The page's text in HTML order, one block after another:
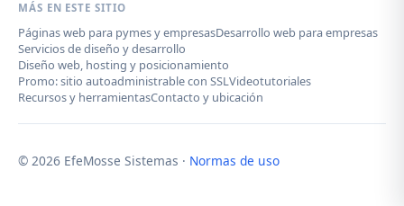
MÁS EN ESTE SITIO
Páginas web para pymes y empresasDesarrollo web para empresas
Servicios de diseño y desarrollo
Diseño web, hosting y posicionamiento
Promo: sitio autoadministrable con SSLVideotutoriales
Recursos y herramientasContacto y ubicación
© 2026 EfeMosse Sistemas · Normas de uso